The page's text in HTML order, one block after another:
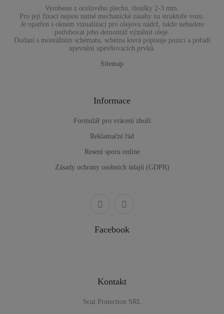
Vyrobeno z ocelového plechu, tloušky 2-3 mm.
Pro její fixaci nejsou nutné mechanické zásahy na struktuře vozu.
Je opatřen s oknem vizualizací pro olejovu nádrž, takže nebudete
potřebovat jeho demontáž výměnit oleje.
Dodaní s montážním schématu, schéma která popisuje pozici a pořadí
upevnění upevňovacích prvků.
Sitemap
Informace
Formulář pro vrácení zboží
Reklamační řád
Resení sporu online
Zásady ochrany osobních údajů (GDPR)
Facebook
Kontakt
Scut Protection SRL